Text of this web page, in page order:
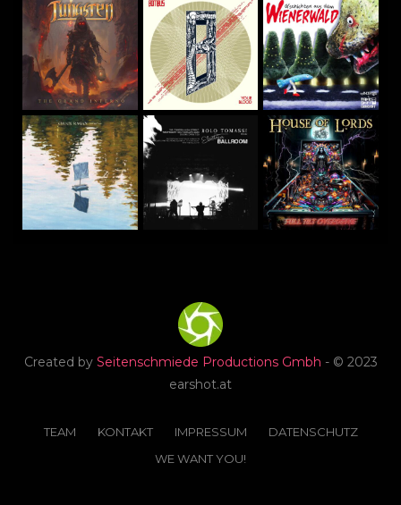
Created by Seitenschmiede Productions Gmbh - © 2023
earshot.at
TEAM KONTAKT IMPRESSUM
DATENSCHUTZ
WE WANT YOU!